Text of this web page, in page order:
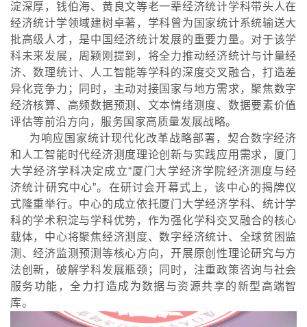
淀深厚，钱伯海、黄良文等老一辈经济统计学科带头人在
经济统计学领域建树卓著，学科曾为国家统计系统输送大
批高级人才，是中国经济统计发展的重要力量。对于该学
科未来发展，周颖刚提到，将全力推动经济统计与计量经
济、数理统计、人工智能等学科的深度交叉融合，打造差
异化竞争力；同时，主动对接国家与地方需求，聚焦数字
经济核算、高频数据预测、文本情绪测度、数据要素价值
评估等前沿方向，服务国家高质量发展战略。
为响应国家统计现代化改革战略部署，契合数字经济
和人工智能时代经济测度理论创新与实践应用需求，厦门
大学经济学科决定成立“厦门大学经济学院经济测度与经
济统计研究中心”。在研讨会开幕式上，该中心的揭牌仪
式隆重举行。中心的成立依托厦门大学经济学科、统计学
科的学术积淀与学科优势，作为强化学科交叉融合的核心
载体，中心将聚焦经济测度、数字经济统计、全球贫困监
测、经济监测预测等核心方向，开展原创性理论研究与方
法创新，破解学科发展瓶颈；同时，注重政策咨询与社会
服务功能，全力打造成为数据与资源共享的新型高端智
库。